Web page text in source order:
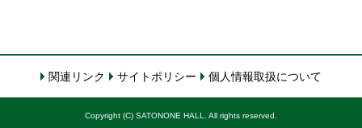
関連リンク サイトポリシー 個人情報取扱について
Copyright (C) SATONONE HALL. All rights reserved.